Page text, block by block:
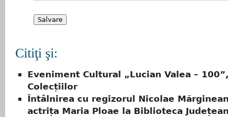
Citiţi şi:
Eveniment Cultural „Lucian Valea –
Colecțiilor
Întâlnirea cu regizorul Nicolae
actrița Maria Ploae la Biblioteca